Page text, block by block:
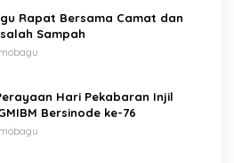
Rapat Bersama Camat dan
Sampah
Hari Pekabaran Injil
Bersinode ke-76